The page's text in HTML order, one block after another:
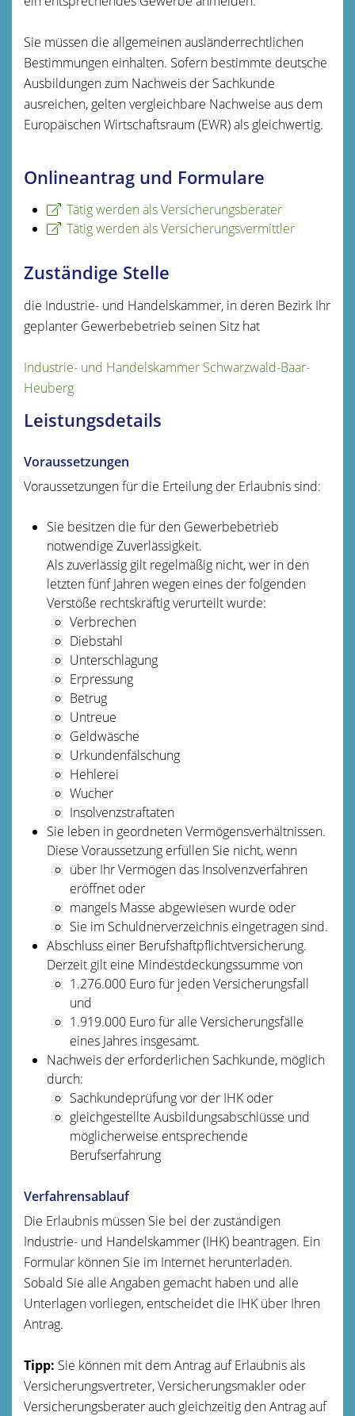
Sie müssen die allgemeinen ausländerrechtlichen
Bestimmungen einhalten. Sofern bestimmte deutsche
Ausbildungen zum Nachweis der Sachkunde
ausreichen, gelten vergleichbare Nachweise aus dem
Europäischen Wirtschaftsraum (EWR) als gleichwertig.
Onlineantrag und Formulare
Tätig werden als Versicherungsberater
Tätig werden als Versicherungsvermittler
Zuständige Stelle
die Industrie- und Handelskammer, in deren Bezirk Ihr
geplanter Gewerbebetrieb seinen Sitz hat
Industrie- und Handelskammer Schwarzwald-Baar-
Heuberg
Leistungsdetails
Voraussetzungen
Voraussetzungen für die Erteilung der Erlaubnis sind:
Sie besitzen die für den Gewerbebetrieb
notwendige Zuverlässigkeit.
Als zuverlässig gilt regelmäßig nicht, wer in den
letzten fünf Jahren wegen eines der folgenden
Verstöße rechtskräftig verurteilt wurde:
Verbrechen
Diebstahl
Unterschlagung
Erpressung
Betrug
Untreue
Geldwäsche
Urkundenfälschung
Hehlerei
Wucher
Insolvenzstraftaten
Sie leben in geordneten Vermögensverhältnissen.
Diese Voraussetzung erfüllen Sie nicht, wenn
über Ihr Vermögen das Insolvenzverfahren
eröffnet oder
mangels Masse abgewiesen wurde oder
Sie im Schuldnerverzeichnis eingetragen sind.
Abschluss einer Berufshaftpflichtversicherung.
Derzeit gilt eine Mindestdeckungssumme von
1.276.000 Euro für jeden Versicherungsfall
und
1.919.000 Euro für alle Versicherungsfälle
eines Jahres insgesamt.
Nachweis der erforderlichen Sachkunde, möglich
durch:
Sachkundeprüfung vor der IHK oder
gleichgestellte Ausbildungsabschlüsse und
möglicherweise entsprechende
Berufserfahrung
Verfahrensablauf
Die Erlaubnis müssen Sie bei der zuständigen
Industrie- und Handelskammer (IHK) beantragen. Ein
Formular können Sie im Internet herunterladen.
Sobald Sie alle Angaben gemacht haben und alle
Unterlagen vorliegen, entscheidet die IHK über Ihren
Antrag.
Tipp: Sie können mit dem Antrag auf Erlaubnis als
Versicherungsvertreter, Versicherungsmakler oder
Versicherungsberater auch gleichzeitig den Antrag auf